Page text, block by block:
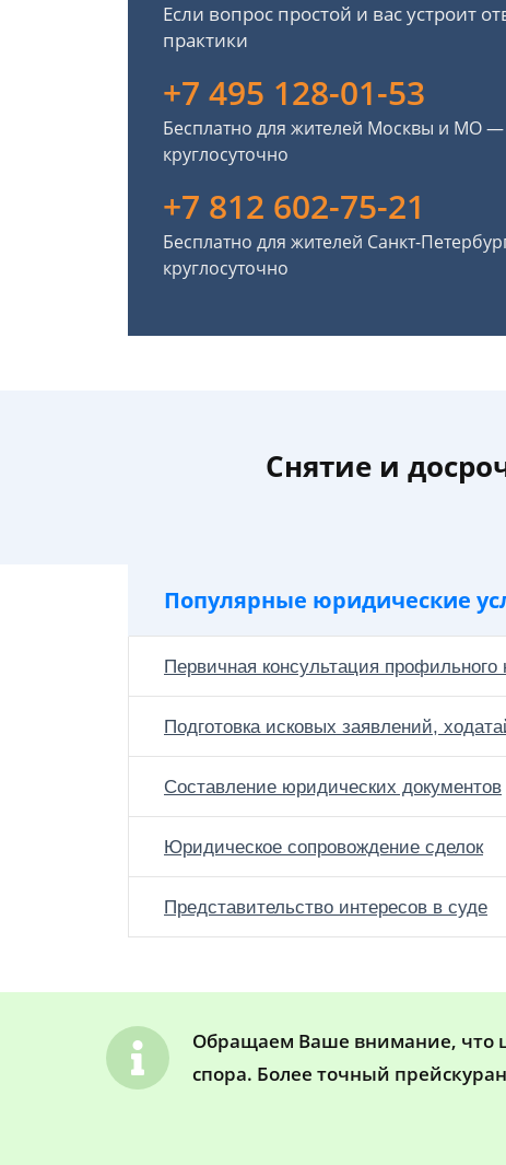
Если вопрос простой и вас устроит
практики
+7 495 128-01-53
Бесплатно для жителей Москвы и МО
круглосуточно
+7 812 602-75-21
Бесплатно для жителей Санкт-
круглосуточно
Снятие и
Популярные юридические
Первичная консультация профильного
Подготовка исковых заявлений,
Составление юридических документов
Юридическое сопровождение сделок
Представительство интересов в суде
Обращаем Ваше внимание, что
спора. Более точный